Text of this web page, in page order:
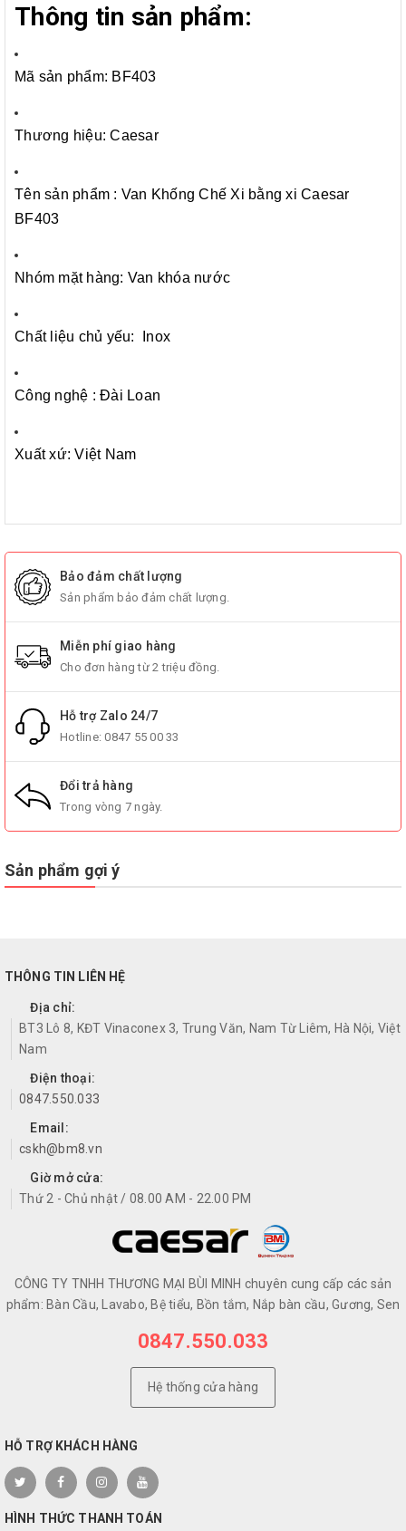
Thông tin sản phẩm:
Mã sản phẩm: BF403
Thương hiệu: Caesar
Tên sản phẩm : Van Khống Chế Xi bằng xi Caesar
BF403
Nhóm mặt hàng: Van khóa nước
Chất liệu chủ yếu: Inox
Công nghệ : Đài Loan
Xuất xứ: Việt Nam
Bảo đảm chất lượng
Sản phẩm bảo đảm chất lượng.
Miễn phí giao hàng
Cho đơn hàng từ 2 triệu đồng.
Hỗ trợ Zalo 24/7
Hotline:0847 55 00 33
Đổi trả hàng
Trong vòng 7 ngày.
Sản phẩm gợi ý
THÔNG TIN LIÊN HỆ
Địa chỉ:
BT3 Lô 8, KĐT Vinaconex 3, Trung Văn, Nam Từ Liêm, Hà Nội, Việt
Nam
Điện thoại:
0847.550.033
Email:
cskh@bm8.vn
Giờ mở cửa:
Thứ 2 - Chủ nhật / 08.00 AM - 22.00 PM
CÔNG TY TNHH THƯƠNG MẠI BÙI MINH chuyên cung cấp các sản
phẩm: Bàn Cầu, Lavabo, Bệ tiểu, Bồn tắm, Nắp bàn cầu, Gương, Sen
0847.550.033
Hệ thống cửa hàng
HỖ TRỢ KHÁCH HÀNG
HÌNH THỨC THANH TOÁN